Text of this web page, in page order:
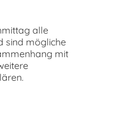
alle
sind mögliche
mit